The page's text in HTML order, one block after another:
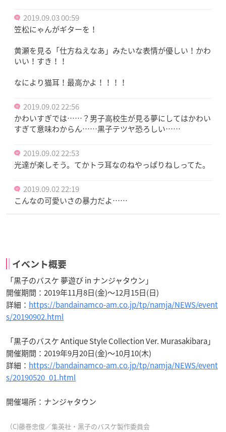
2019.09.03 00:59
笠松にゃんがギターを！
黄瀬を見る「仕方ねえなあ」みたいな表情が優しい！かわ
いい！すき！！
なにより猫耳！最高かよ！！！！
2019.09.02 22:56
かわいすぎでは……？男子高校生が見る夢にしてはかわい
すぎて意味わからん……黒子テツヤ恐ろしい……
2019.09.02 22:53
光達が楽しそう。てかトラ耳なのねやっぱりねしってた。
2019.09.02 22:19
こんなの可愛いさの暴力だよ……
イベント概要
「黒子のバスケ 夢遊び in ナンジャタウン」
開催期間：2019年11月8日(金)～12月15日(日)
詳細： https://bandainamco-am.co.jp/tp/namja/NEWS/event
s/20190902.html
「黒子のバスケ Antique Style Collection Ver. Murasakibara」
開催期間：2019年9月20日(金)～10月10(木)
詳細： https://bandainamco-am.co.jp/tp/namja/NEWS/event
s/20190520_01.html
開催場所：ナンジャタウン
（C)藤巻忠俊／集英社・黒子のバスケ製作委員会